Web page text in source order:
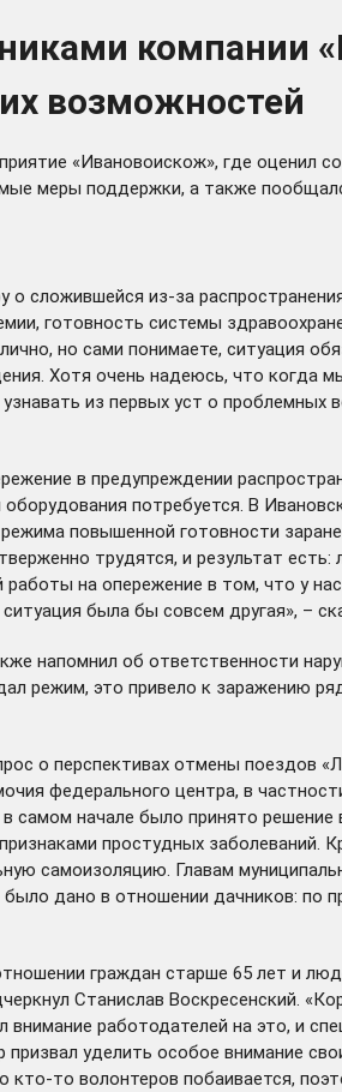
компании
возможностей
«Ивановоискож», где оценил
меры поддержки, а также
сложившейся из-за
готовность системы
но сами понимаете, ситуация
Хотя очень надеюсь, что когда
из первых уст о проблемных
в предупреждении
потребуется. В
повышенной готовности
трудятся, и результат
на опережение в том, что у
была бы совсем другая», –
напомнил об ответственности
режим, это привело к заражению
о перспективах отмены поездов
федерального центра, в
самом начале было принято
простудных заболеваний.
самоизоляцию. Главам
дано в отношении дачников: по
граждан старше 65 лет и
Станислав Воскресенский.
работодателей на это, и
уделить особое внимание
то волонтеров побаивается,